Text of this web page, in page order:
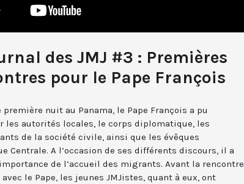
des JMJ #3 : Premières
pour le Pape François
première nuit au Panama, le Pape François a pu
les autorités locales, le corps diplomatique, les
de la société civile, ainsi que les évêques
Centrale. A l’occasion de ses différents discours, il a
de l’accueil des migrants. Avant la rencontre
le Pape, les jeunes JMJistes, quant à eux, ont